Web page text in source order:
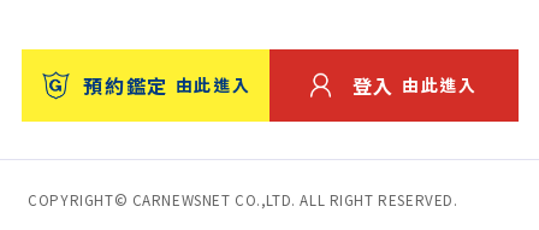
台灣優良中古車商大獎
消費者評價
保固
預約鑑定 由此進入 登入 由此進入
COPYRIGHT© CARNEWSNET CO.,LTD. ALL RIGHT RESERVED.